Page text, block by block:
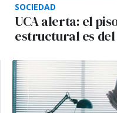
SOCIEDAD
UCA alerta: el
estructural es del